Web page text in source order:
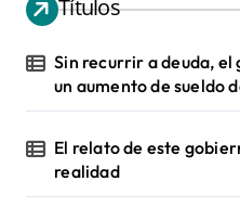
Títulos
Sin recurrir a deuda,
un aumento de sueldo
El relato de este
realidad